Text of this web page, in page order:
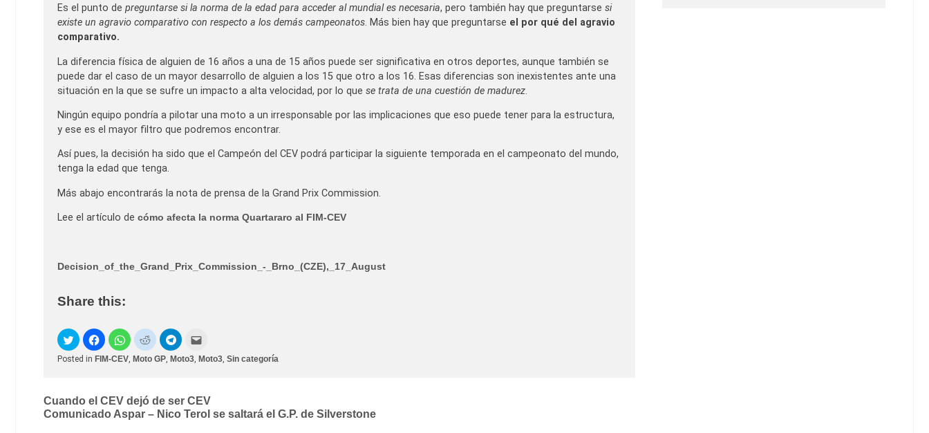
Es el punto de preguntarse si la norma de la edad para acceder al mundial es necesaria, pero también hay que preguntarse si
existe un agravio comparativo con respecto a los demás campeonatos. Más bien hay que preguntarse el por qué del agravio
comparativo.
La diferencia física de alguien de 16 años a una de 15 años puede ser significativa en otros deportes, aunque también se
puede dar el caso de un mayor desarrollo de alguien a los 15 que otro a los 16. Esas diferencias son inexistentes ante una
situación en la que se sufre un impacto a alta velocidad, por lo que se trata de una cuestión de madurez.
Ningún equipo pondría a pilotar una moto a un irresponsable por las implicaciones que eso puede tener para la estructura,
y ese es el mayor filtro que podremos encontrar.
Así pues, la decisión ha sido que el Campeón del CEV podrá participar la siguiente temporada en el campeonato del mundo,
tenga la edad que tenga.
Más abajo encontrarás la nota de prensa de la Grand Prix Commission.
Lee el artículo de cómo afecta la norma Quartararo al FIM-CEV
Decision_of_the_Grand_Prix_Commission_-_Brno_(CZE),_17_August
Share this:
Posted in FIM-CEV, Moto GP, Moto3, Moto3, Sin categoría
Post
navigation
Cuando el CEV dejó de ser CEV
Comunicado Aspar – Nico Terol se saltará el G.P. de Silverstone